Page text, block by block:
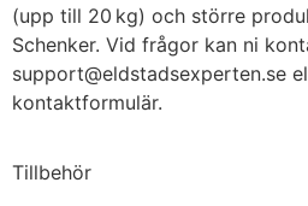
(upp till 20 kg) och större
Schenker. Vid frågor kan ni
support@eldstadsexperten.se
kontaktformulär.
Tillbehör